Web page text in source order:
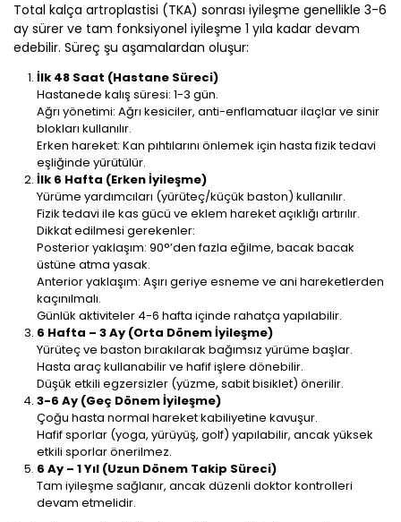
Total kalça artroplastisi (TKA) sonrası iyileşme genellikle 3-6
ay sürer ve tam fonksiyonel iyileşme 1 yıla kadar devam
edebilir. Süreç şu aşamalardan oluşur:
İlk 48 Saat (Hastane Süreci)
Hastanede kalış süresi: 1-3 gün.
Ağrı yönetimi: Ağrı kesiciler, anti-enflamatuar ilaçlar ve sinir
blokları kullanılır.
Erken hareket: Kan pıhtılarını önlemek için hasta fizik tedavi
eşliğinde yürütülür.
İlk 6 Hafta (Erken İyileşme)
Yürüme yardımcıları (yürüteç/küçük baston) kullanılır.
Fizik tedavi ile kas gücü ve eklem hareket açıklığı artırılır.
Dikkat edilmesi gerekenler:
Posterior yaklaşım: 90°’den fazla eğilme, bacak bacak
üstüne atma yasak.
Anterior yaklaşım: Aşırı geriye esneme ve ani hareketlerden
kaçınılmalı.
Günlük aktiviteler 4-6 hafta içinde rahatça yapılabilir.
6 Hafta – 3 Ay (Orta Dönem İyileşme)
Yürüteç ve baston bırakılarak bağımsız yürüme başlar.
Hasta araç kullanabilir ve hafif işlere dönebilir.
Düşük etkili egzersizler (yüzme, sabit bisiklet) önerilir.
3-6 Ay (Geç Dönem İyileşme)
Çoğu hasta normal hareket kabiliyetine kavuşur.
Hafif sporlar (yoga, yürüyüş, golf) yapılabilir, ancak yüksek
etkili sporlar önerilmez.
6 Ay – 1 Yıl (Uzun Dönem Takip Süreci)
Tam iyileşme sağlanır, ancak düzenli doktor kontrolleri
devam etmelidir.